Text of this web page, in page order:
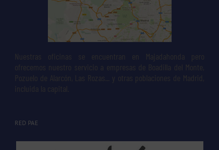
Nuestras oficinas se encuentran en Majadahonda pero
ofrecemos nuestro servicio a empresas de Boadilla del Monte,
Pozuelo de Alarcón, Las Rozas... y otras poblaciones de Madrid,
incluida la capital.
RED PAE